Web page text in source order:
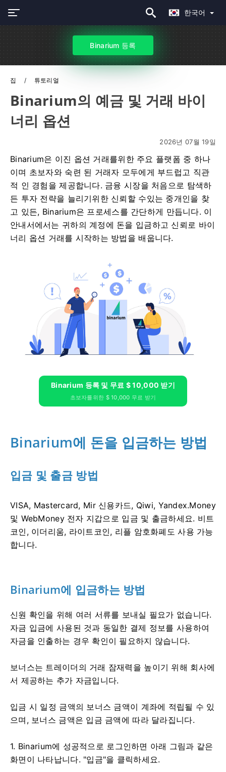
한국어
Binarium 등록
집 튜토리얼
Binarium의 예금 및 거래 바이
너리 옵션
2026년 07월 19일
Binarium은 이진 옵션 거래를위한 주요 플랫폼 중 하나
이며 초보자와 숙련 된 거래자 모두에게 부드럽고 직관
적 인 경험을 제공합니다. 금융 시장을 처음으로 탐색하
든 투자 전략을 늘리기위한 신뢰할 수있는 중개인을 찾
고 있든, Binarium은 프로세스를 간단하게 만듭니다. 이
안내서에서는 귀하의 계정에 돈을 입금하고 신뢰로 바이
너리 옵션 거래를 시작하는 방법을 배웁니다.
Binarium 등록 및 무료 $ 10,000 받기
초보자를위한 $ 10,000 무료 받기
Binarium에 돈을 입금하는 방법
입금 및 출금 방법
VISA, Mastercard, Mir 신용카드, Qiwi, Yandex.Money
및 WebMoney 전자 지갑으로 입금 및 출금하세요. 비트
코인, 이더리움, 라이트코인, 리플 암호화폐도 사용 가능
합니다.
Binarium에 입금하는 방법
신원 확인을 위해 여러 서류를 보내실 필요가 없습니다.
자금 입금에 사용된 것과 동일한 결제 정보를 사용하여
자금을 인출하는 경우 확인이 필요하지 않습니다.
보너스는 트레이더의 거래 잠재력을 높이기 위해 회사에
서 제공하는 추가 자금입니다.
입금 시 일정 금액의 보너스 금액이 계좌에 적립될 수 있
으며, 보너스 금액은 입금 금액에 따라 달라집니다.
1. Binarium에 성공적으로 로그인하면 아래 그림과 같은
화면이 나타납니다. "입금"을 클릭하세요.